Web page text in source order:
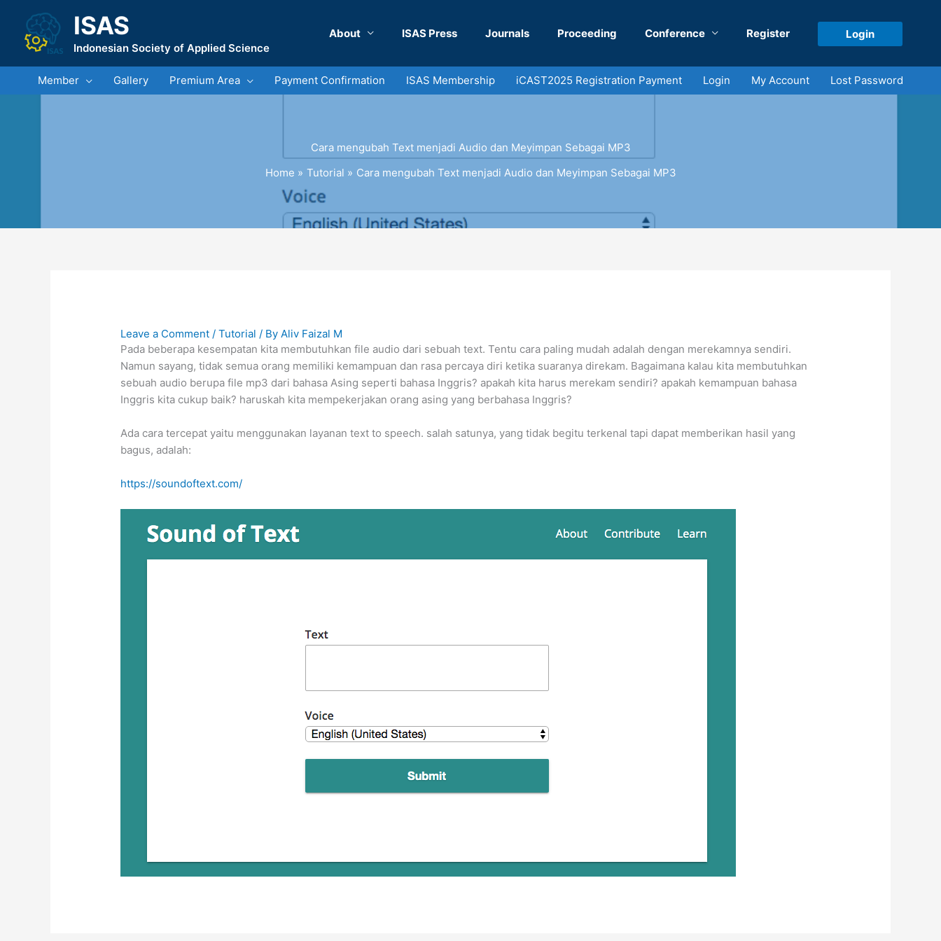
content
ISAS
Indonesian Society of Applied Science
About ISAS Press Journals Proceeding Conference Register Login
Member Gallery Premium Area Payment Confirmation ISAS Membership iCAST2025 Registration Payment Login My Account Lost Password
Cara mengubah Text menjadi Audio dan Meyimpan Sebagai MP3
Home
Tutorial Cara mengubah Text menjadi Audio dan Meyimpan Sebagai MP3
Leave a Comment /Tutorial / ByAliv Faizal M
Pada beberapa kesempatan kita membutuhkan file audio dari sebuah text. Tentu cara paling mudah adalah dengan merekamnya sendiri.
Namun sayang, tidak semua orang memiliki kemampuan dan rasa percaya diri ketika suaranya direkam. Bagaimana kalau kita membutuhkan
sebuah audio berupa file mp3 dari bahasa Asing seperti bahasa Inggris? apakah kita harus merekam sendiri? apakah kemampuan bahasa
Inggris kita cukup baik? haruskah kita mempekerjakan orang asing yang berbahasa Inggris?
Ada cara tercepat yaitu menggunakan layanan text to speech. salah satunya, yang tidak begitu terkenal tapi dapat memberikan hasil yang
bagus, adalah:
https://soundoftext.com/